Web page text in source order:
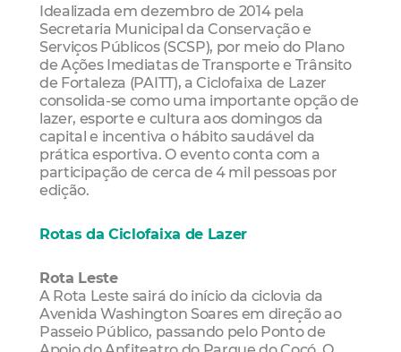
Idealizada em dezembro de 2014 pela
Secretaria Municipal da Conservação e
Serviços Públicos (SCSP), por meio do Plano
de Ações Imediatas de Transporte e Trânsito
de Fortaleza (PAITT), a Ciclofaixa de Lazer
consolida-se como uma importante opção de
lazer, esporte e cultura aos domingos da
capital e incentiva o hábito saudável da
prática esportiva. O evento conta com a
participação de cerca de 4 mil pessoas por
edição.
Rotas da Ciclofaixa de Lazer
Rota Leste
A Rota Leste sairá do início da ciclovia da
Avenida Washington Soares em direção ao
Passeio Público, passando pelo Ponto de